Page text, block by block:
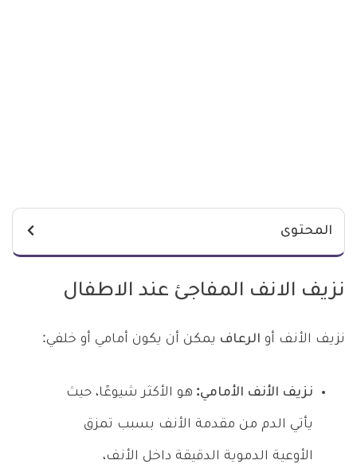
المحتوى
نزيف الانف المفاجئ عند الاطفال
نزيف الأنف أو الرعاف يمكن أن يكون أمامي أو خلفي:
نزيف الأنف الأمامي: هو الأكثر شيوعًا، حيث
يأتي الدم من مقدمة الأنف بسبب تمزق
الأوعية الدموية الدقيقة داخل الأنف،